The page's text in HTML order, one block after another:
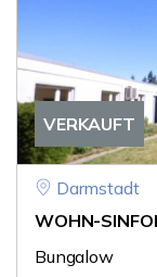
VERKAUFT
Darmstadt
WOHN-
Bungalow